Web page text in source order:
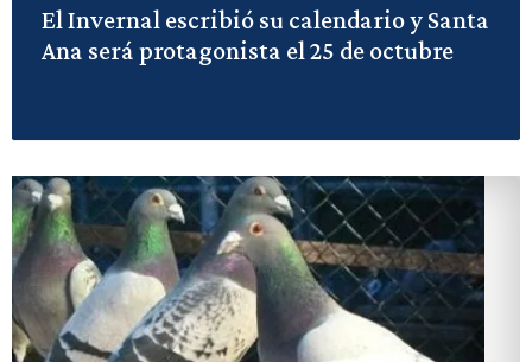
El Invernal escribió su calendario y Santa
Ana será protagonista el 25 de octubre